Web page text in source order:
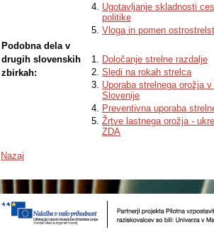
Ugotavljanje skladnosti
politike
Vloga in pomen
Podobna dela v
drugih slovenskih
zbirkah:
Določanje strelne razdalje
Sledi na rokah strelca
Uporaba strelnega orožja
Slovenije
Preventivna uporaba
Žrtve lastnega orožja -
ZDA
Nazaj